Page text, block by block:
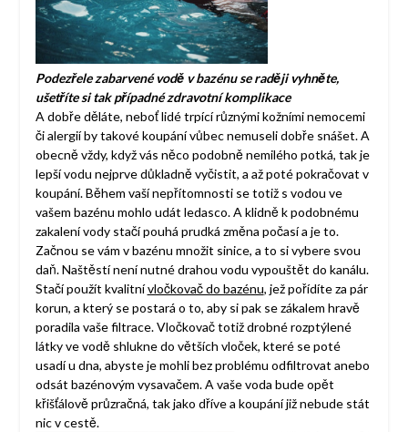
Podezřele zabarvené vodě v bazénu se raději vyhněte,
ušetříte si tak případné zdravotní komplikace
A dobře děláte, neboť lidé trpící různými kožními nemocemi
či alergií by takové koupání vůbec nemuseli dobře snášet. A
obecně vždy, když vás něco podobně nemilého potká, tak je
lepší vodu nejprve důkladně vyčistit, a až poté pokračovat v
koupání. Během vaší nepřítomnosti se totiž s vodou ve
vašem bazénu mohlo udát ledasco. A klidně k podobnému
zakalení vody stačí pouhá prudká změna počasí a je to.
Začnou se vám v bazénu množit sinice, a to si vybere svou
daň. Naštěstí není nutné drahou vodu vypouštět do kanálu.
Stačí použít kvalitnívločkovač do bazénu, jež pořídíte za pár
korun, a který se postará o to, aby si pak se zákalem hravě
poradila vaše filtrace. Vločkovač totiž drobné rozptýlené
látky ve vodě shlukne do větších vloček, které se poté
usadí u dna, abyste je mohli bez problému odfiltrovat anebo
odsát bazénovým vysavačem. A vaše voda bude opět
křišťálově průzračná, tak jako dříve a koupání již nebude stát
nic v cestě.